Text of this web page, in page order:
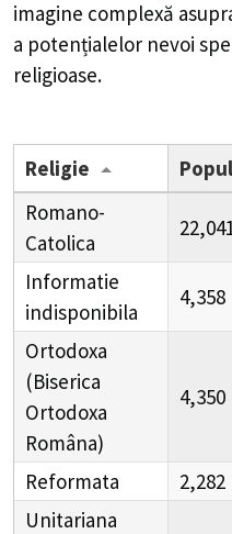
imagine complexă
a potențialelor nevoi
religioase.
Religie
Romano-
Catolica
Informatie
indisponibila
4,358
Ortodoxa
(Biserica
Ortodoxa
Româna)
4,350
Reformata 2,282
Unitariana